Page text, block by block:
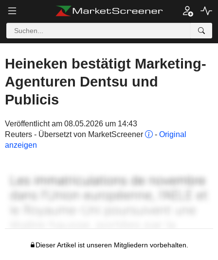
Heineken bestätigt Marketing-
Agenturen Dentsu und
Publicis
Veröffentlicht am 08.05.2026 um 14:43
Reuters - Übersetzt von MarketScreener
- Original
anzeigen
Dieser Artikel ist unseren Mitgliedern vorbehalten.